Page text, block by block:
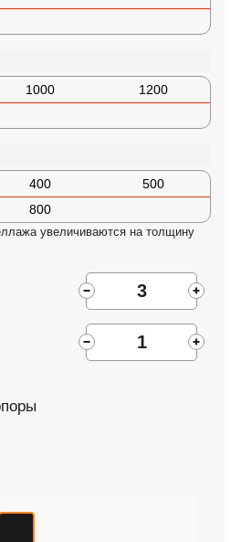
1000
1200
400
500
800
увеличиваются на толщину